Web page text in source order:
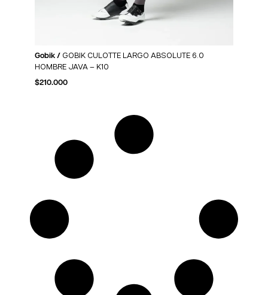
Gobik / GOBIK CULOTTE LARGO ABSOLUTE 6.0
HOMBRE JAVA – K10
$210.000